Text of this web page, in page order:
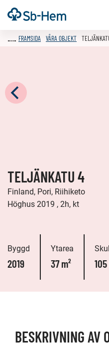
Till
innehållet
Framsida
FRAMSIDA VÅRA OBJEKT
TELJÄNKATU 4
Finland, Pori, Riihiketo
Höghus 2019 , 2h, kt
Byggd
2019
Ytarea
37 m²
BESKRIVNING AV